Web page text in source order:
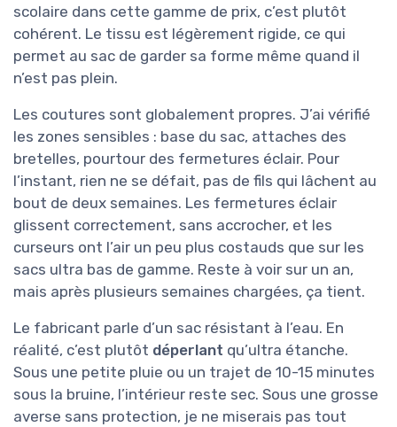
scolaire dans cette gamme de prix, c’est plutôt
cohérent. Le tissu est légèrement rigide, ce qui
permet au sac de garder sa forme même quand il
n’est pas plein.
Les coutures sont globalement propres. J’ai vérifié
les zones sensibles : base du sac, attaches des
bretelles, pourtour des fermetures éclair. Pour
l’instant, rien ne se défait, pas de fils qui lâchent au
bout de deux semaines. Les fermetures éclair
glissent correctement, sans accrocher, et les
curseurs ont l’air un peu plus costauds que sur les
sacs ultra bas de gamme. Reste à voir sur un an,
mais après plusieurs semaines chargées, ça tient.
Le fabricant parle d’un sac résistant à l’eau. En
réalité, c’est plutôt déperlant qu’ultra étanche.
Sous une petite pluie ou un trajet de 10-15 minutes
sous la bruine, l’intérieur reste sec. Sous une grosse
averse sans protection, je ne miserais pas tout